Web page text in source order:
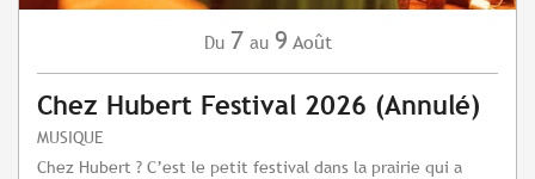
Du 7 au 9 Août
Chez Hubert Festival 2026 (Annulé)
MUSIQUE
Chez Hubert ? C’est le petit festival dans la prairie qui a